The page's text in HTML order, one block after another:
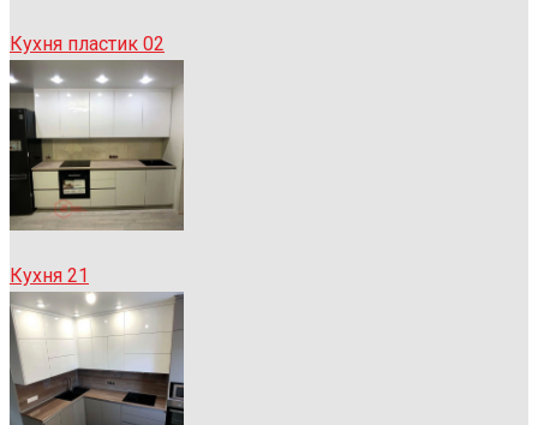
Кухня пластик 02
Кухня 21